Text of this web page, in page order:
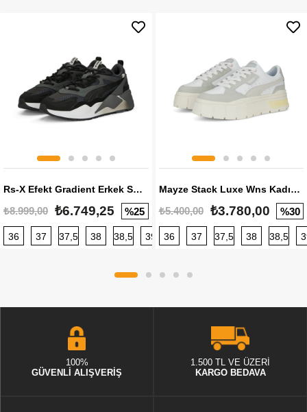
Rs-X Efekt Gradient Erkek Sneaker
₺8.999,00 ₺6.749,25 %25
36 37 37,5 38 38,5 39 40 40,5 41 42 42,5
Mayze Stack Luxe Wns Kadın Sneaker
₺5.400,00 ₺3.780,00 %30
36 37 37,5 38 38,5
100%
GÜVENLİ ALIŞVERİŞ
1.500 TL VE ÜZERİ
KARGO BEDAVA